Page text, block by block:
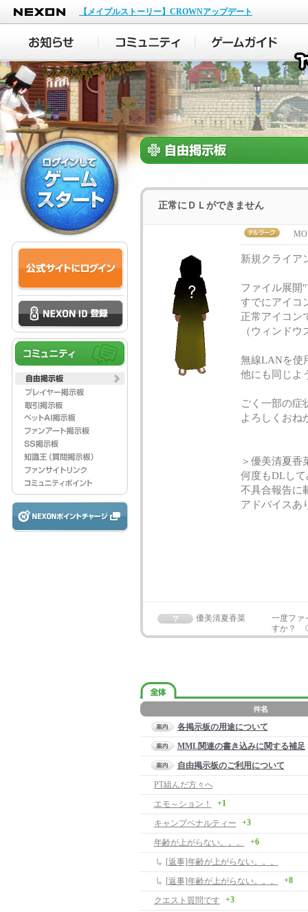
NEXON
【メイプルストーリー】CROWNアップデート
正常にＤＬができません
新規クライア
ファイル展開
すでにアイコ
正常アイコン
（ウィンド
無線LANを使
他にも同じよ
ごく一部の症
よろしくおね
＞優美清夏香
何度もDLし
不具合報告に
アドバイスあ
優美清夏香菜
一度ファ
すか？
各掲示板の用途について
MML関連の書き込みに関する補足
自由掲示板のご利用について
PT組んだ方々へ
エモ～ション！
+1
キャンプペナルティー +3
年齢が上がらない。。。 +6
[返事]年齢が上がらない。。。
[返事]年齢が上がらない。。。
+8
クエスト質問です +3